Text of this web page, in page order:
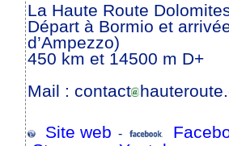
La Haute Route
Départ à Bormio et
d’Ampezzo)
450 km et 14500 m D+
Mail : contact
Site web -